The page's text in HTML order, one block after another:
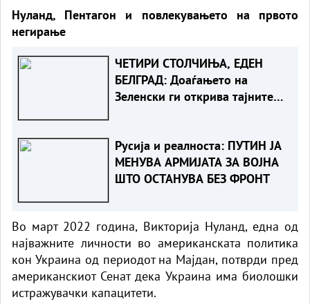
Нуланд, Пентагон и повлекувањето на првото
негирање
ЧЕТИРИ СТОЛЧИЊА, ЕДЕН
БЕЛГРАД: Доаѓањето на
Зеленски ги открива тајните
Русија и реалноста: ПУТИН ЈА
МЕНУВА АРМИЈАТА ЗА ВОЈНА
ШТО ОСТАНУВА БЕЗ ФРОНТ
Во март 2022 година, Викторија Нуланд, една од
најважните личности во американската политика
кон Украина од периодот на Мајдан, потврди пред
американскиот Сенат дека Украина има биолошки
истражувачки капацитети.